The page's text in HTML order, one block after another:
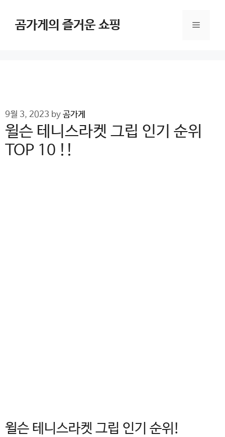
content곰가게의 즐거운 쇼핑 Menu
9월 3, 2023 by 곰가게
윌슨 테니스라켓 그립 인기 순위
TOP 10 !!
윌슨 테니스라켓 그립 인기 순위!